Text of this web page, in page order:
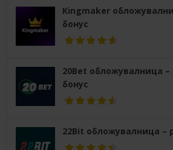
Kingmaker
бонус
20Bet обложувалница –
бонус
22Bit обложувалница –